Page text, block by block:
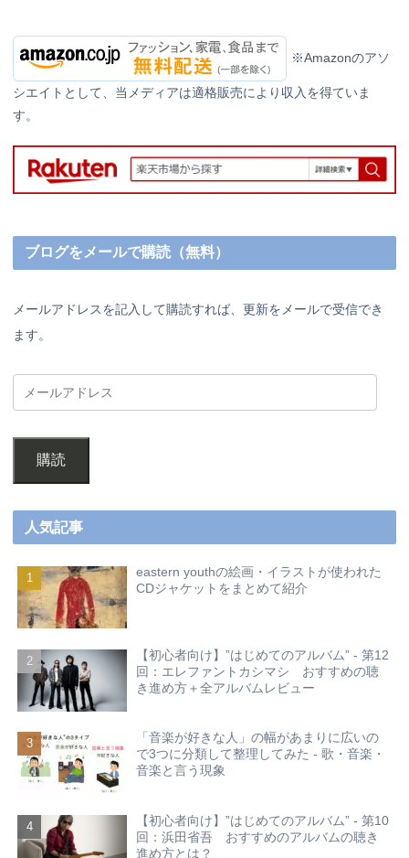
※Amazonのアソ
シエイトとして、当メディアは適格販売により収入を得ていま
す。
ブログをメールで購読（無料）
メールアドレスを記入して購読すれば、更新をメールで受信でき
ます。
購読
人気記事
eastern youthの絵画・イラストが使われた
CDジャケットをまとめて紹介
【初心者向け】”はじめてのアルバム” - 第12
回：エレファントカシマシ おすすめの聴
き進め方＋全アルバムレビュー
「音楽が好きな人」の幅があまりに広いの
で3つに分類して整理してみた - 歌・音楽・
音楽と言う現象
【初心者向け】”はじめてのアルバム” - 第10
回：浜田省吾 おすすめのアルバムの聴き
進め方とは？